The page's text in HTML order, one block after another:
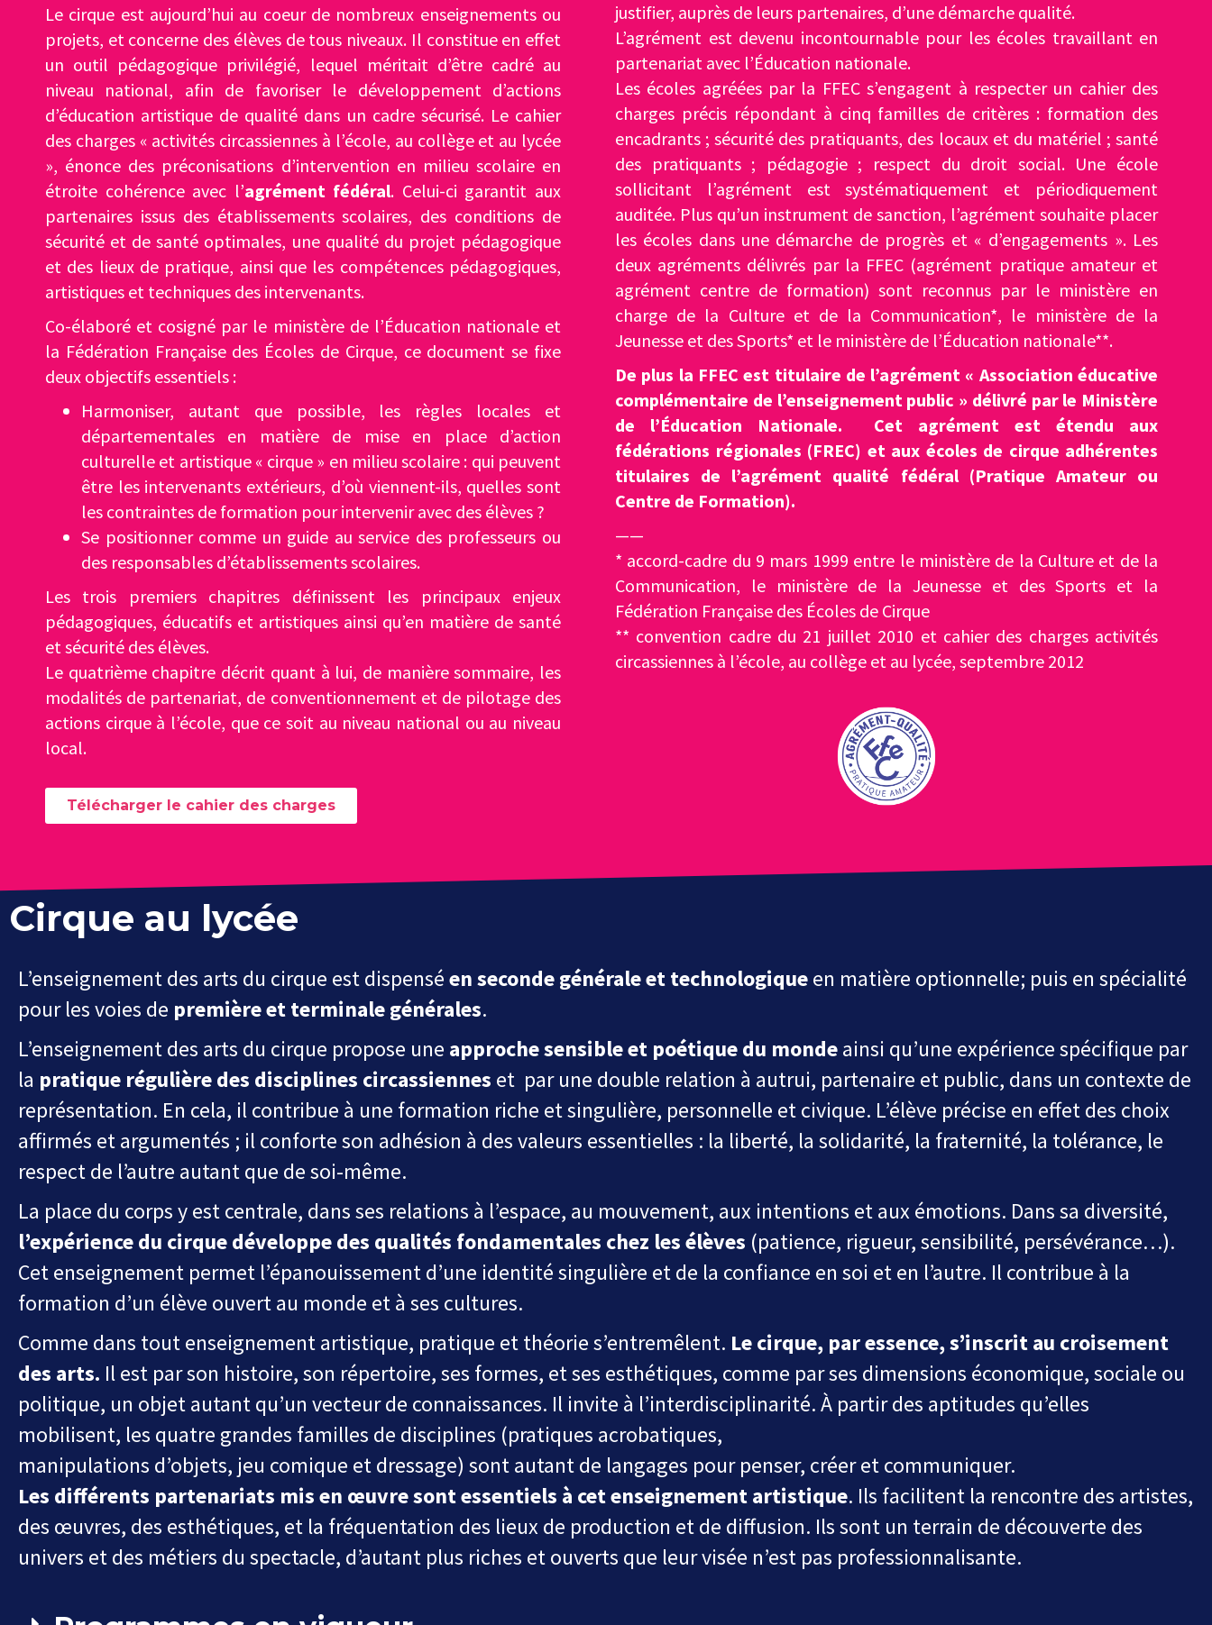
Le cirque est aujourd’hui au coeur de nombreux enseignements ou
projets, et concerne des élèves de tous niveaux. Il constitue en effet
un outil pédagogique privilégié, lequel méritait d’être cadré au
niveau national, afin de favoriser le développement d’actions
d’éducation artistique de qualité dans un cadre sécurisé. Le cahier
des charges « activités circassiennes à l’école, au collège et au lycée
», énonce des préconisations d’intervention en milieu scolaire en
étroite cohérence avec l’agrément fédéral. Celui-ci garantit aux
partenaires issus des établissements scolaires, des conditions de
sécurité et de santé optimales, une qualité du projet pédagogique
et des lieux de pratique, ainsi que les compétences pédagogiques,
artistiques et techniques des intervenants.
Co-élaboré et cosigné par le ministère de l’Éducation nationale et
la Fédération Française des Écoles de Cirque, ce document se fixe
deux objectifs essentiels :
Harmoniser, autant que possible, les règles locales et
départementales en matière de mise en place d’action
culturelle et artistique « cirque » en milieu scolaire : qui peuvent
être les intervenants extérieurs, d’où viennent-ils, quelles sont
les contraintes de formation pour intervenir avec des élèves ?
Se positionner comme un guide au service des professeurs ou
des responsables d’établissements scolaires.
Les trois premiers chapitres définissent les principaux enjeux
pédagogiques, éducatifs et artistiques ainsi qu’en matière de santé
et sécurité des élèves.
Le quatrième chapitre décrit quant à lui, de manière sommaire, les
modalités de partenariat, de conventionnement et de pilotage des
actions cirque à l’école, que ce soit au niveau national ou au niveau
local.
Télécharger le cahier des charges
justifier, auprès de leurs partenaires, d’une démarche qualité.
L’agrément est devenu incontournable pour les écoles travaillant en
partenariat avec l’Éducation nationale.
Les écoles agréées par la FFEC s’engagent à respecter un cahier des
charges précis répondant à cinq familles de critères : formation des
encadrants ; sécurité des pratiquants, des locaux et du matériel ; santé
des pratiquants ; pédagogie ; respect du droit social. Une école
sollicitant l’agrément est systématiquement et périodiquement
auditée. Plus qu’un instrument de sanction, l’agrément souhaite placer
les écoles dans une démarche de progrès et « d’engagements ». Les
deux agréments délivrés par la FFEC (agrément pratique amateur et
agrément centre de formation) sont reconnus par le ministère en
charge de la Culture et de la Communication*, le ministère de la
Jeunesse et des Sports* et le ministère de l’Éducation nationale**.
De plus la FFEC est titulaire de l’agrément « Association éducative
complémentaire de l’enseignement public » délivré par le Ministère
de l’Éducation Nationale. Cet agrément est étendu aux
fédérations régionales (FREC) et aux écoles de cirque adhérentes
titulaires de l’agrément qualité fédéral (Pratique Amateur ou
Centre de Formation).
——
* accord-cadre du 9 mars 1999 entre le ministère de la Culture et de la
Communication, le ministère de la Jeunesse et des Sports et la
Fédération Française des Écoles de Cirque
** convention cadre du 21 juillet 2010 et cahier des charges activités
circassiennes à l’école, au collège et au lycée, septembre 2012
Cirque au lycée
L’enseignement des arts du cirque est dispenséen seconde générale et technologiqueen matière optionnelle; puis en spécialité
pour les voies de première et terminale générales.
L’enseignement des arts du cirque propose une approche sensible et poétique du mondeainsi qu’une expérience spécifique par
la pratique régulière des disciplines circassiennes et par une double relation à autrui, partenaire et public, dans un contexte de
représentation. En cela, il contribue à une formation riche et singulière, personnelle et civique. L’élève précise en effetdes choix
affirmés etargumentés ; ilconforteson adhésion à desvaleurs essentielles : la liberté, la solidarité, la fraternité, la tolérance, le
respect de l’autre autant que de soi-même.
La place du corps y est centrale, dans ses relations à l’espace, au mouvement, aux intentions et aux émotions. Dans sa diversité,
l’expérience du cirquedéveloppe des qualités fondamentales chez lesélèves (patience, rigueur,sensibilité, persévérance…).
Cetenseignement permet l’épanouissement d’une identité singulière et de la confiance en soi eten l’autre. Il contribue à la
formation d’un élève ouvertau monde et à ses cultures.
Comme dans tout enseignement artistique, pratique et théorie s’entremêlent. Le cirque, paressence, s’inscrit au croisement
des arts. Il est par son histoire, son répertoire, ses formes, et ses esthétiques, comme par ses dimensions économique, sociale ou
politique, un objetautant qu’un vecteur de connaissances. Il invite à l’interdisciplinarité. À partir des aptitudes qu’elles
mobilisent, les quatre grandes familles de disciplines (pratiques acrobatiques,
manipulations d’objets, jeu comique et dressage) sont autant de langages pour penser, créeret communiquer.
Les différents partenariats mis en œuvre sont essentiels à cet enseignement artistique. Ils facilitent la rencontre des artistes,
des œuvres, des esthétiques, et la fréquentation des lieuxde production et de diffusion. Ils sont un terrain de découverte des
univers et des métiers du spectacle, d’autant plus riches et ouverts que leur visée n’est pas professionnalisante.